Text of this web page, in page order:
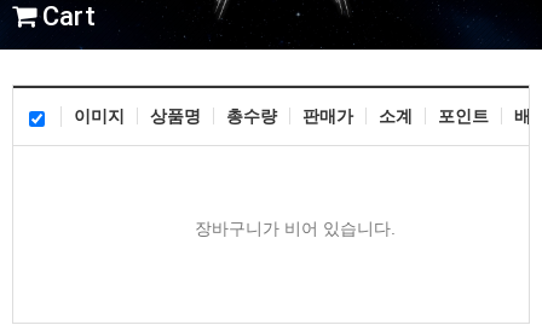
Cart
이미지 상품명 총수량 판매가 소계 포인트 배
장바구니가 비어 있습니다.